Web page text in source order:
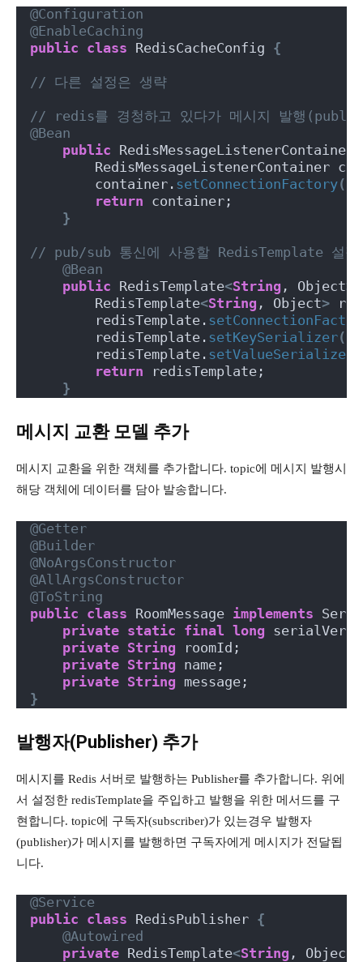
@Configuration
@EnableCaching
public class RedisCacheConfig {
// 다른 설정은 생략
// redis를 경청하고 있다가 메시지 발행
@Bean
public RedisMessageListenerContainer
RedisMessageListenerContainer
        container.
setConnectionFactory(
return container;
}
// pub/sub 통신에 사용할 RedisTemplate 설
@Bean
public RedisTemplate<String , Object
        RedisTemplate
<String , Object>
        redisTemplate.
        redisTemplate.
setKeySerializer(
        redisTemplate.
setValueSerializer
return redisTemplate;
}
메시지 교환 모델 추가
메시지 교환을 위한 객체를 추가합니다. topic에 메시지 발행시
해당 객체에 데이터를 담아 발송합니다.
@Getter
@Builder
@NoArgsConstructor
@AllArgsConstructor
@ToString
public class RoomMessage implements
private static final long
private String roomId;
private String name;
private String message;
}
발행자(Publisher) 추가
메시지를 Redis 서버로 발행하는 Publisher를 추가합니다. 위에
서 설정한 redisTemplate을 주입하고 발행을 위한 메서드를 구
현합니다. topic에 구독자(subscriber)가 있는경우 발행자
(publisher)가 메시지를 발행하면 구독자에게 메시지가 전달됩
니다.
@Service
public class RedisPublisher {
@Autowired
private RedisTemplate<String , Object